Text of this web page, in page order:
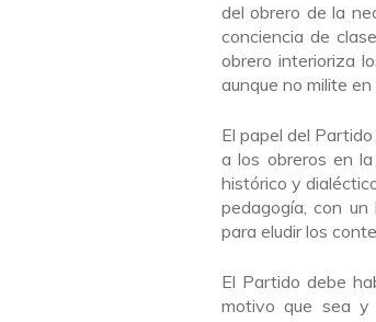
del obrero de la
conciencia de
obrero interioriza
aunque no milite
El papel del
a los obreros en
histórico y
pedagogía, con un
para eludir los
El Partido debe
motivo que sea y